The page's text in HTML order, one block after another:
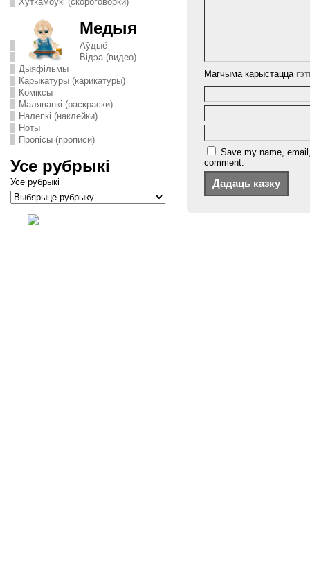
Медыя
Аўдыё
Відэа (видео)
Дыяфільмы
Карыкатуры (карикатуры)
Комiксы
Маляванкі (раскраски)
Налепкі (наклейки)
Ноты
Пропісы (прописи)
Усе рубрыкі
Усе рубрыкі
Магчыма карыстацца
Save my name,
comment.